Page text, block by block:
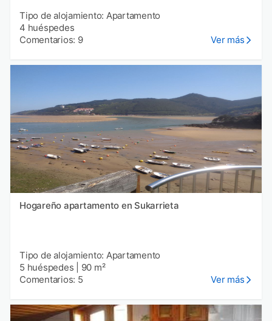
Tipo de alojamiento: Apartamento
4 huéspedes
Comentarios: 9
Ver más
Hogareño apartamento en Sukarrieta
Tipo de alojamiento: Apartamento
5 huéspedes
90 m²
Comentarios: 5
Ver más